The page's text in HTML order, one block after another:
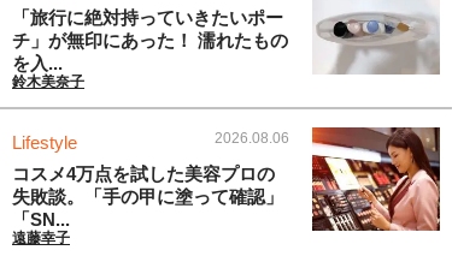
「旅行に絶対持っていきたいポー
チ」が無印にあった！ 濡れたもの
を入...
鈴木美奈子
Lifestyle 2026.08.06
コスメ4万点を試した美容プロの
失敗談。「手の甲に塗って確認」
「SN...
遠藤幸子